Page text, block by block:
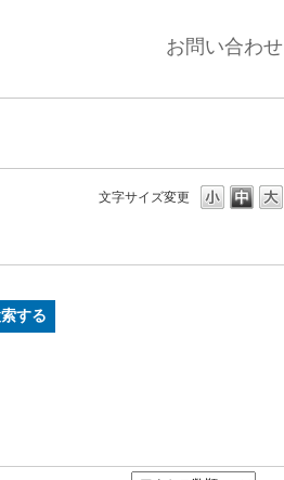
お問い合わせ
文字サイズ変更